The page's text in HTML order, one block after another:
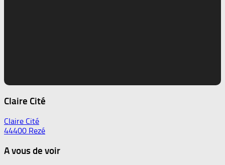
Claire Cité
Claire Cité
44400 Rezé
A vous de voir